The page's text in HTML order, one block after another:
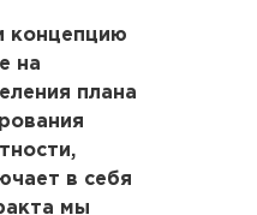
концепцию
на
плана
в себя
мы